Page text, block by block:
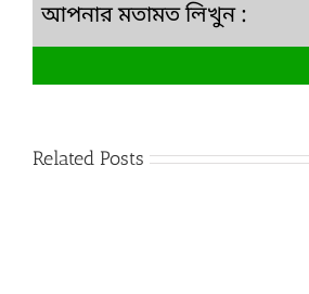
আপনার মতামত লিখুন :
Related Posts